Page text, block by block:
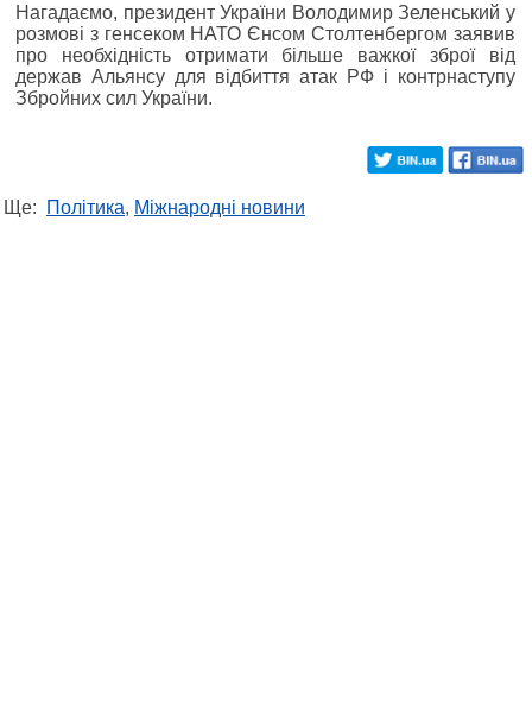
Нагадаємо, президент України Володимир Зеленський у
розмові з генсеком НАТО Єнсом Столтенбергом заявив
про необхідність отримати більше важкої зброї від
держав Альянсу для відбиття атак РФ і контрнаступу
Збройних сил України.
Ще: Політика, Міжнародні новини